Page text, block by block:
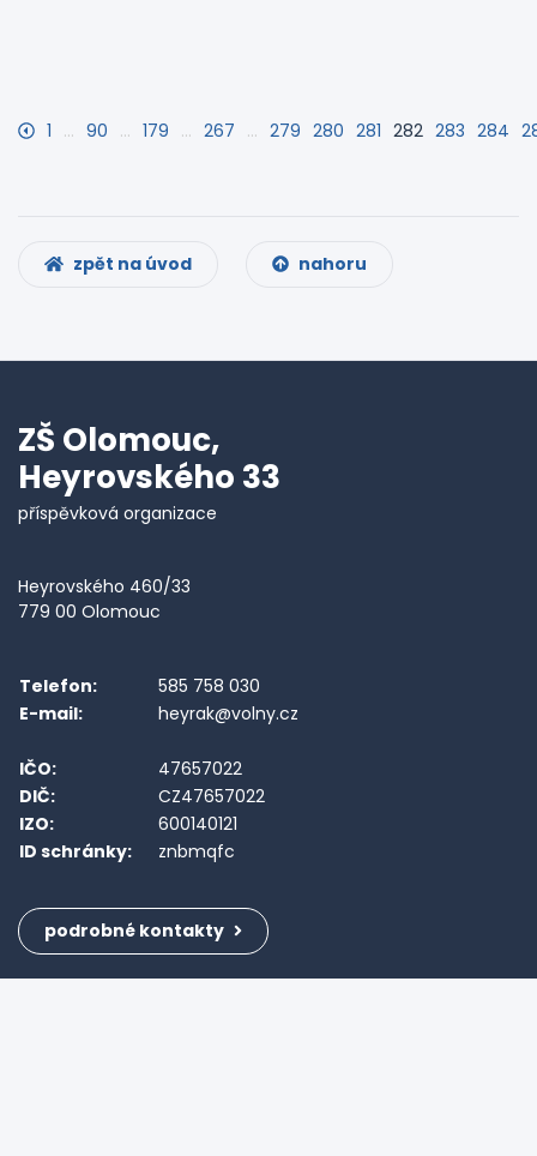
1 … 90 … 179 … 267 … 279 280 281 282 283 284
zpět na úvod nahoru
ZŠ Olomouc,
Heyrovského 33
příspěvková organizace
Heyrovského 460/33
779 00 Olomouc
Telefon:
585 758 030
E-mail:
heyrak@volny.cz
IČO:
47657022
DIČ:
CZ47657022
IZO:
600140121
ID schránky:
znbmqfc
podrobné kontakty